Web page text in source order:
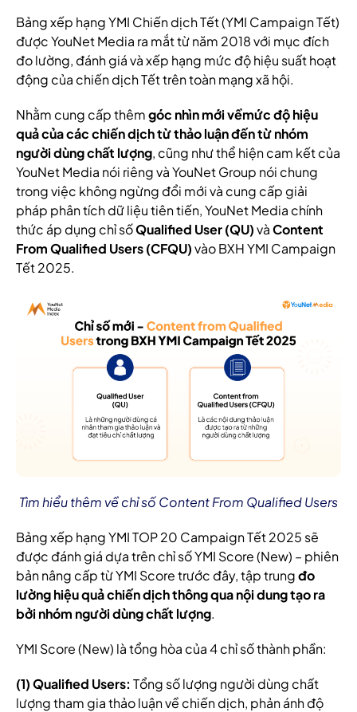
Bảng xếp hạng YMI Chiến dịch Tết (YMI Campaign Tết)
được YouNet Media ra mắt từ năm 2018 với mục đích
đo lường, đánh giá và xếp hạng mức độ hiệu suất hoạt
động của chiến dịch Tết trên toàn mạng xã hội.
Nhằm cung cấp thêmgóc nhìn mới vềmức độ hiệu
quả của các chiến dịch từ thảo luận đến từ nhóm
người dùng chất lượng, cũng như thể hiện cam kết của
YouNet Media nói riêng và YouNet Group nói chung
trong việc không ngừng đổi mới và cung cấp giải
pháp phân tích dữ liệu tiên tiến, YouNet Media chính
thức áp dụng chỉ sốQualified User (QU)vàContent
From Qualified Users (CFQU)vào BXH YMI Campaign
Tết 2025.
Tìm hiểu thêm về chỉ số Content From Qualified Users
Bảng xếp hạng YMI TOP 20 Campaign Tết 2025 sẽ
được đánh giá dựa trên chỉ số YMI Score (New) – phiên
bản nâng cấp từ YMI Score trước đây, tập trungđo
lường hiệu quả chiến dịch thông qua nội dung tạo ra
bởi nhóm người dùng chất lượng.
YMI Score (New) là tổng hòa của 4 chỉ số thành phần:
(1) Qualified Users: Tổng số lượng người dùng chất
lượng tham gia thảo luận về chiến dịch, phản ánh độ